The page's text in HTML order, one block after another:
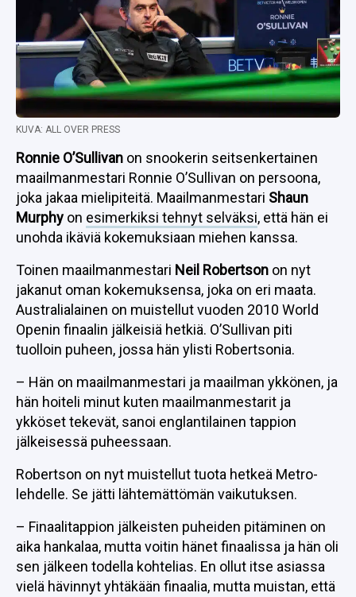
KUVA: ALL OVER PRESS
Ronnie O’Sullivan on snookerin seitsenkertainen
maailmanmestari Ronnie O’Sullivan on persoona,
joka jakaa mielipiteitä. Maailmanmestari Shaun
Murphy on esimerkiksi tehnyt selväksi, että hän ei
unohda ikäviä kokemuksiaan miehen kanssa.
Toinen maailmanmestari Neil Robertson on nyt
jakanut oman kokemuksensa, joka on eri maata.
Australialainen on muistellut vuoden 2010 World
Openin finaalin jälkeisiä hetkiä. O’Sullivan piti
tuolloin puheen, jossa hän ylisti Robertsonia.
– Hän on maailmanmestari ja maailman ykkönen, ja
hän hoiteli minut kuten maailmanmestarit ja
ykköset tekevät, sanoi englantilainen tappion
jälkeisessä puheessaan.
Robertson on nyt muistellut tuota hetkeä Metro-
lehdelle. Se jätti lähtemättömän vaikutuksen.
– Finaalitappion jälkeisten puheiden pitäminen on
aika hankalaa, mutta voitin hänet finaalissa ja hän oli
sen jälkeen todella kohtelias. En ollut itse asiassa
vielä hävinnyt yhtäkään finaalia, mutta muistan, että